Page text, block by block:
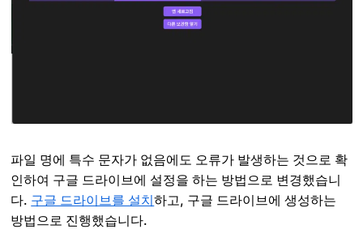
파일 명에 특수 문자가 없음에도 오류가 발생하는 것으로 확
인하여 구글 드라이브에 설정을 하는 방법으로 변경했습니
다. 구글 드라이브를 설치하고, 구글 드라이브에 생성하는
방법으로 진행했습니다.